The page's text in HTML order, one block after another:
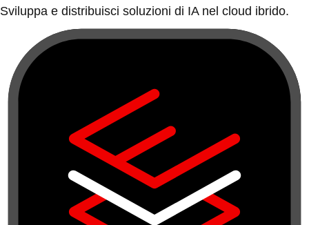
Sviluppa e distribuisci soluzioni di IA nel cloud ibrido.